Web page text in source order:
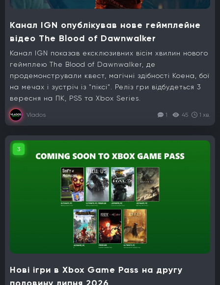
Канал IGN опублікував нове геймплейне
відео The Blood of Dawnwalker
Канал IGN показав ексклюзивних вісім хвилин нового
геймплею The Blood of Dawnwalker, де
продемонстрували квест, магічні здібності Коена, бої
на мечах і зустріч із "піксі". Реліз гри відбудеться 3
вересня на ПК, PS5 та Xbox Series.
Vlados 1 45 1 хв.
3
Нові ігри в Xbox Game Pass на другу